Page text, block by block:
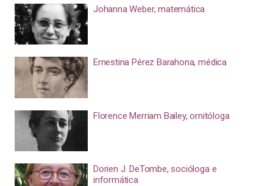
Johanna Weber, matemática
Ernestina Pérez Barahona, médica
Florence Merriam Bailey, ornitóloga
Dorien J. DeTombe, socióloga e
informática